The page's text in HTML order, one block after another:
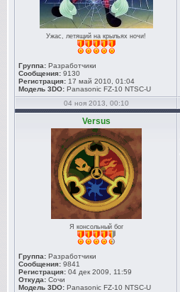
Ужас, летящий на крыльях ночи!
Группа: Разработчики
Сообщения: 9130
Регистрация: 17 май 2010, 01:04
Модель 3DO: Panasonic FZ-10 NTSC-U
04 ноя 2013, 00:10
Versus
Я консольный бог
Группа: Разработчики
Сообщения: 9841
Регистрация: 04 дек 2009, 11:59
Откуда: Сочи
Модель 3DO: Panasonic FZ-10 NTSC-U